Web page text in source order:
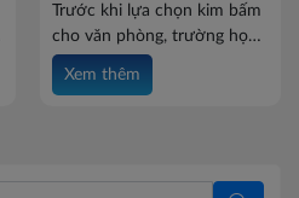
Trước khi lựa chọn kim bấm
cho văn phòng, trường học
hay nhu cầu sử dụng cá
nhân, nhiều người thường
hợp? Cùng Batos khám phá
Xem thêm